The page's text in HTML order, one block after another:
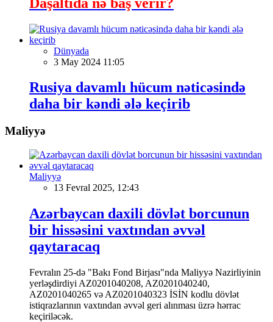
Dünyada
3 May 2024 11:05
Rusiya davamlı hücum nəticəsində
daha bir kəndi ələ keçirib
Maliyyə
Maliyyə
13 Fevral 2025, 12:43
Azərbaycan daxili dövlət borcunun
bir hissəsini vaxtından əvvəl
qaytaracaq
Fevralın 25-də "Bakı Fond Birjası"nda Maliyyə Nazirliyinin
yerləşdirdiyi AZ0201040208, AZ0201040240,
AZ0201040265 və AZ0201040323 İSİN kodlu dövlət
istiqrazlarının vaxtından əvvəl geri alınması üzrə hərrac
keçiriləcək.